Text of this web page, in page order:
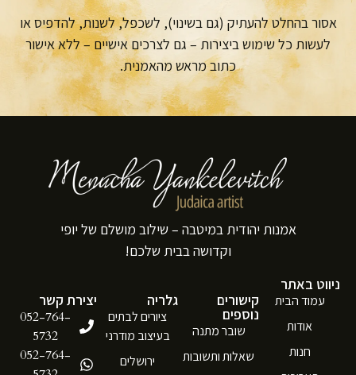
אסור בהחלט להעתיק (גם בשינוי), לשכפל, לשנות, להדפיס או
לעשות כל שימוש ביצירות – גם לצרכים אישיים – ללא אישור
כתוב מראש מהאמנית.
אמנות יהודית במיטבה – שילוב מושלם של יופי
וקדושה בבית שלכם!
ניווט באתר
עמוד הבית
אודות
חנות
קישורים
נוספים
שובר מתנה
שאלות ותשובות
גלריה
ציורים לבתים
בעיצוב מודרני
ירושלים
יצירת קשר
052-764-
5732
052-764-